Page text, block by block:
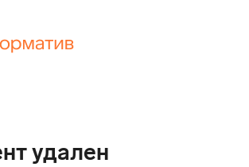
удален